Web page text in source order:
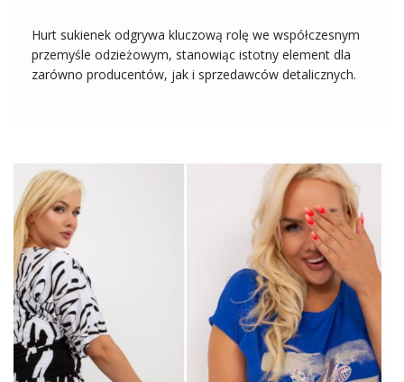
Hurt sukienek odgrywa kluczową rolę we współczesnym
przemyśle odzieżowym, stanowiąc istotny element dla
zarówno producentów, jak i sprzedawców detalicznych.